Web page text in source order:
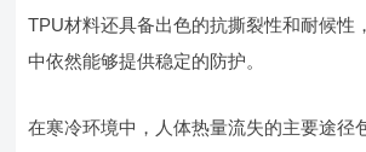
TPU材料还具备出色的抗撕裂性和耐候性
中依然能够提供稳定的防护。
在寒冷环境中，人体热量流失的主要途径